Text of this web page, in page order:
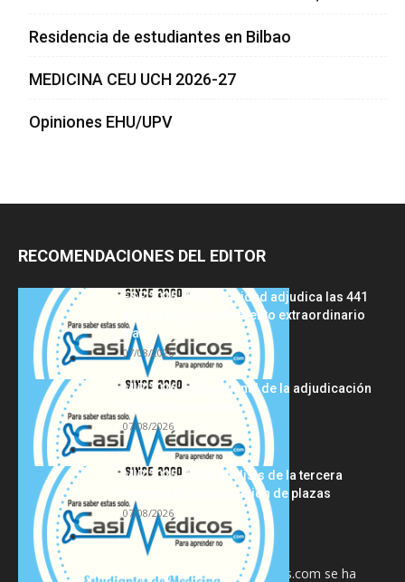
Residencia de estudiantes en Bilbao
MEDICINA CEU UCH 2026-27
Opiniones EHU/UPV
RECOMENDACIONES DEL EDITOR
FSE 2025-2026: Sanidad adjudica las 441
plazas del procedimiento extraordinario
tras...
07/08/2026
MIR 2026: análisis final de la adjudicación
de plazas y claves...
07/08/2026
MIR 2025-2026: análisis de la tercera
semana de adjudicación de plazas
07/08/2026
La información proporcionada en CasiMedicos.com se ha